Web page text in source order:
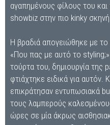
αγαπημένους φίλους του
showbiz στην πιο kinky
Η βραδιά απογειώθηκε με
«Που πας με αυτό το
τούρτα του, δημιουργία της
φτιάχτηκε ειδικά για αυτόν.
επικράτησαν εντυπωσιακά
τους λαμπερούς
ώρες σε μία άκρως